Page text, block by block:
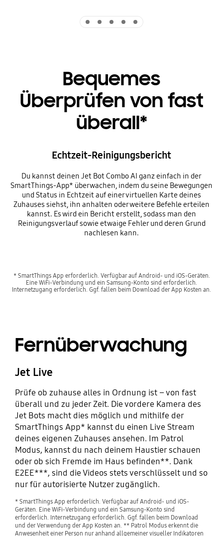
Bequemes
Überprüfen von fast
überall*
Echtzeit-Reinigungsbericht
Du kannst deinen Jet Bot Combo AI ganz einfach in der
SmartThings-App* überwachen, indem du seine Bewegungen
und Status in Echtzeit auf einer virtuellen Karte deines
Zuhauses siehst, ihn anhalten oder weitere Befehle erteilen
kannst. Es wird ein Bericht erstellt, sodass man den
Reinigungsverlauf sowie etwaige Fehler und deren Grund
nachlesen kann.
* SmartThings App erforderlich. Verfügbar auf Android- und iOS-Geräten.
Eine WiFi-Verbindung und ein Samsung-Konto sind erforderlich.
Internetzugang erforderlich. Ggf. fallen beim Download der App Kosten an.
Fernüberwachung
Jet Live
Prüfe ob zuhause alles in Ordnung ist – von fast
überall und zu jeder Zeit. Die vordere Kamera des
Jet Bots macht dies möglich und mithilfe der
SmartThings App* kannst du einen Live Stream
deines eigenen Zuhauses ansehen. Im Patrol
Modus, kannst du nach deinem Haustier schauen
oder ob sich Fremde im Haus befinden**. Dank
E2EE***, sind die Videos stets verschlüsselt und so
nur für autorisierte Nutzer zugänglich.
* SmartThings App erforderlich. Verfügbar auf Android- und iOS-
Geräten. Eine WiFi-Verbindung und ein Samsung-Konto sind
erforderlich. Internetzugang erforderlich. Ggf. fallen beim Download
und der Verwendung der App Kosten an. ** Patrol Modus erkennt die
Anwesenheit einer Person nur anhand allgemeiner visueller Indikatoren